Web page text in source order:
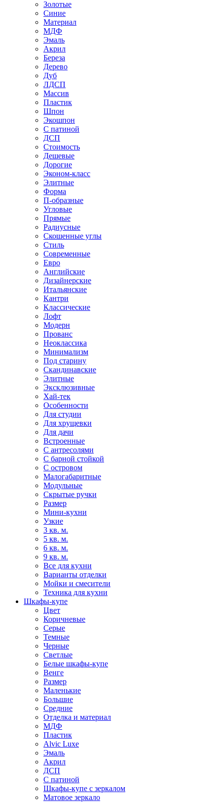
Золотые
Синие
Материал
МДФ
Эмаль
Акрил
Береза
Дерево
Дуб
ЛДСП
Массив
Пластик
Шпон
Экошпон
С патиной
ДСП
Стоимость
Дешевые
Дорогие
Эконом-класс
Элитные
Форма
П-образные
Угловые
Прямые
Радиусные
Скошенные углы
Стиль
Современные
Евро
Английские
Дизайнерские
Итальянские
Кантри
Классические
Лофт
Модерн
Прованс
Неоклассика
Минимализм
Под старину
Скандинавские
Элитные
Эксклюзивные
Хай-тек
Особенности
Для студии
Для хрущевки
Для дачи
Встроенные
С антресолями
С барной стойкой
С островом
Малогабаритные
Модульные
Скрытые ручки
Размер
Мини-кухни
Узкие
3 кв. м.
5 кв. м.
6 кв. м.
9 кв. м.
Все для кухни
Варианты отделки
Мойки и смесители
Техника для кухни
Шкафы-купе
Цвет
Коричневые
Серые
Темные
Черные
Светлые
Белые шкафы-купе
Венге
Размер
Маленькие
Большие
Средние
Отделка и материал
МДФ
Пластик
Alvic Luxe
Эмаль
Акрил
ДСП
С патиной
Шкафы-купе с зеркалом
Матовое зеркало